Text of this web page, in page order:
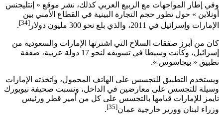
وفي إطار المواجهات مع الربيع العربي كذلك، نشر موقع « إنتليجنس
أونلاين » حول تطور حجم التجارة البينية في القطاع الأمني بين
الإمارات وإسرائيل في 2011، والذي بلغ نحو 300 مليون دولار
[34]
.
كان من أبرز صفقات السلاح التي اشترتها الإمارات والسعودية من
إسرائيل، وكانت وسيطا في تسويقه لنحو 17 دولة عربية، صفقة
تطبيق « بيجاسوس ».
ويستخدم التطبيق للتجسس على الهاتف المحمول، واتخذته الإمارات
وسيلة للتجسس على معارضين في الداخل، ونسبت صحيفة نيويورك
تايمز للإمارات قيامها بالتجسس على كل من أمير قطر ورئيس
وزراء لبنان ووزير خارجية عمان[35]
.